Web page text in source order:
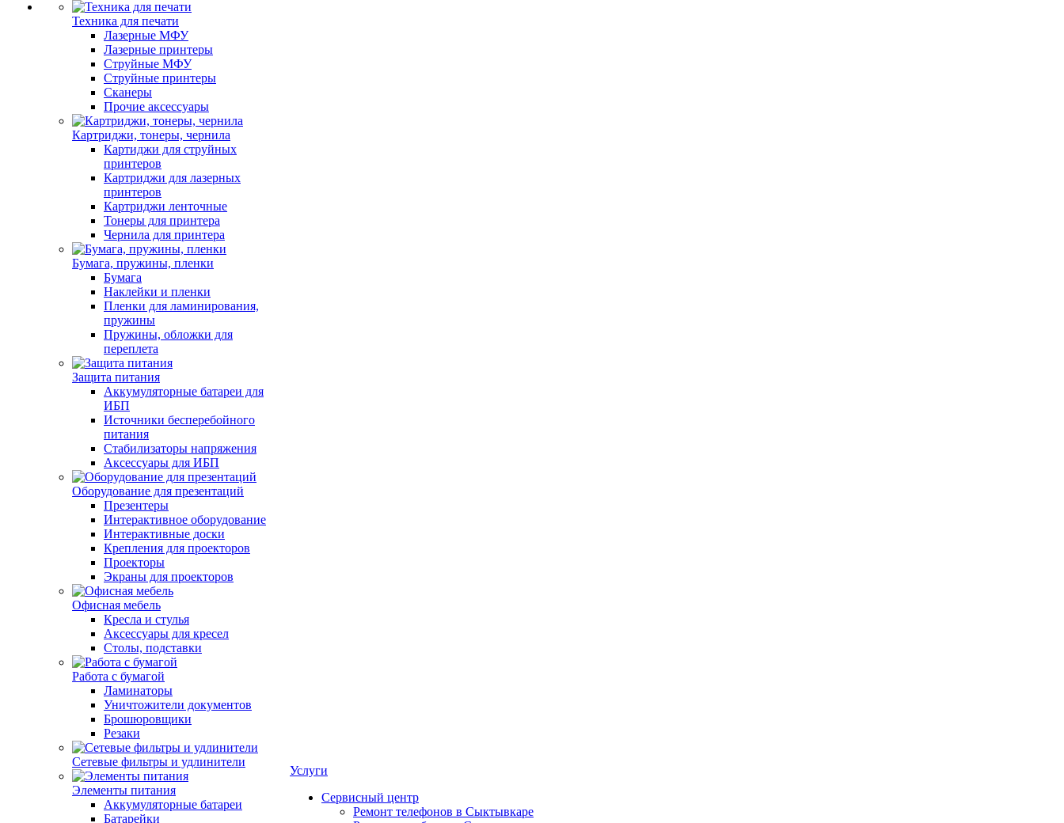
Техника для печати
Лазерные МФУ
Лазерные принтеры
Струйные МФУ
Струйные принтеры
Сканеры
Прочие аксессуары
Картриджи, тонеры, чернила
Картиджи для струйных
принтеров
Картриджи для лазерных
принтеров
Картриджи ленточные
Тонеры для принтера
Чернила для принтера
Бумага, пружины, пленки
Бумага
Наклейки и пленки
Пленки для ламинирования,
пружины
Пружины, обложки для
переплета
Защита питания
Аккумуляторные батареи для
ИБП
Источники бесперебойного
питания
Стабилизаторы напряжения
Аксессуары для ИБП
Оборудование для презентаций
Презентеры
Интерактивное оборудование
Интерактивные доски
Крепления для проекторов
Проекторы
Экраны для проекторов
Офисная мебель
Кресла и стулья
Аксессуары для кресел
Столы, подставки
Работа с бумагой
Ламинаторы
Уничтожители документов
Брошюровщики
Резаки
Сетевые фильтры и удлинители
Элементы питания
Аккумуляторные батареи
Батарейки
Услуги
Сервисный центр
Ремонт телефонов в Сыктывкаре